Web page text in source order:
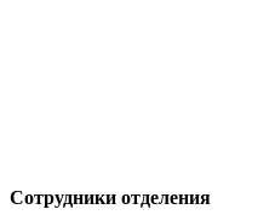
Сотрудники отделения